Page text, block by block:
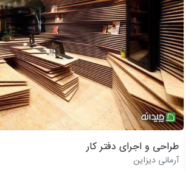
طراحی و اجرای دفتر کار
آرمانی دیزاین